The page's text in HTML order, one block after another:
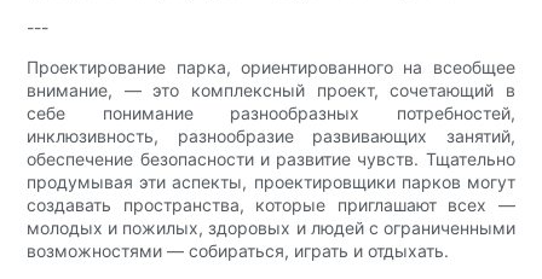
---
Проектирование парка, ориентированного на всеобщее
внимание, — это комплексный проект, сочетающий в
себе понимание разнообразных потребностей,
инклюзивность, разнообразие развивающих занятий,
обеспечение безопасности и развитие чувств. Тщательно
продумывая эти аспекты, проектировщики парков могут
создавать пространства, которые приглашают всех —
молодых и пожилых, здоровых и людей с ограниченными
возможностями — собираться, играть и отдыхать.